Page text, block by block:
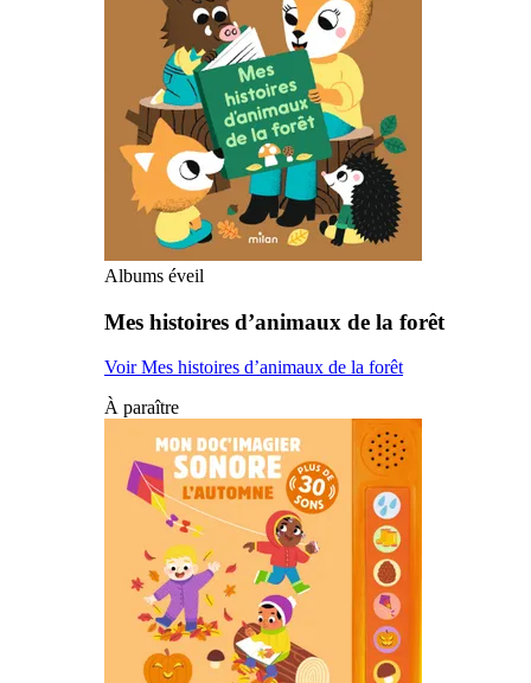
Albums éveil
Mes histoires d’animaux de la forêt
Voir Mes histoires d’animaux de la forêt
À paraître